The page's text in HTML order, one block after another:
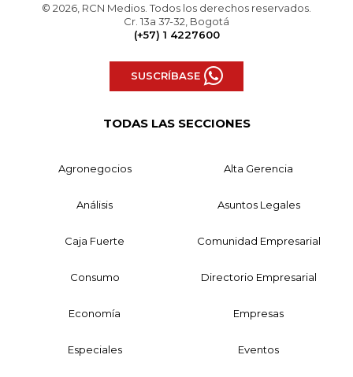
© 2026, RCN Medios. Todos los derechos reservados.
Cr. 13a 37-32, Bogotá
(+57) 1 4227600
SUSCRÍBASE
TODAS LAS SECCIONES
Agronegocios Alta Gerencia
Análisis Asuntos Legales
Caja Fuerte Comunidad Empresarial
Consumo Directorio Empresarial
Economía Empresas
Especiales Eventos